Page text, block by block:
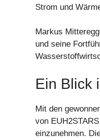
Strom und
Markus
und seine
Ein Blick
Mit den
von
einzunehmen.